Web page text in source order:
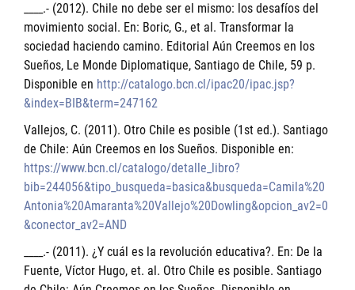
____.- (2012). Chile no debe ser el mismo: los desafíos del
movimiento social. En: Boric, G., et al. Transformar la
sociedad haciendo camino. Editorial Aún Creemos en los
Sueños, Le Monde Diplomatique, Santiago de Chile, 59 p.
Disponible en http://catalogo.bcn.cl/ipac20/ipac.jsp?
&index=BIB&term=247162
Vallejos, C. (2011). Otro Chile es posible (1st ed.). Santiago
de Chile: Aún Creemos en los Sueños. Disponible en:
https://www.bcn.cl/catalogo/detalle_libro?
bib=244056&tipo_busqueda=basica&busqueda=Camila%20
Antonia%20Amaranta%20Vallejo%20Dowling&opcion_av2=0
&conector_av2=AND
____.- (2011). ¿Y cuál es la revolución educativa?. En: De la
Fuente, Víctor Hugo, et. al. Otro Chile es posible. Santiago